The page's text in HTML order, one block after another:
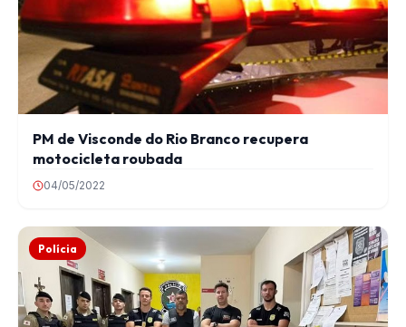
PM de Visconde do Rio Branco recupera
motocicleta roubada
04/05/2022
Polícia